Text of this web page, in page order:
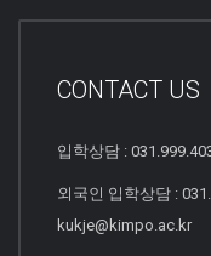
CONTACT US
입학상담 :
외국인 입학상담 :
kukje@kimpo.ac.kr